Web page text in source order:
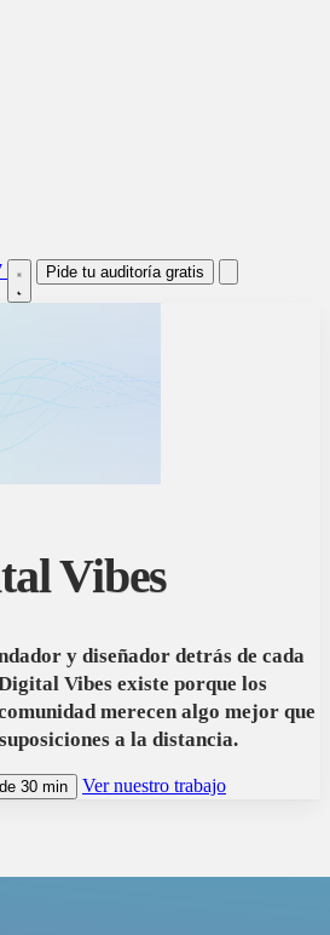
Pide tu auditoría gratis
Vibes
y diseñador detrás de cada
Vibes existe porque los
merecen algo mejor que
a la distancia.
30 min Ver nuestro trabajo